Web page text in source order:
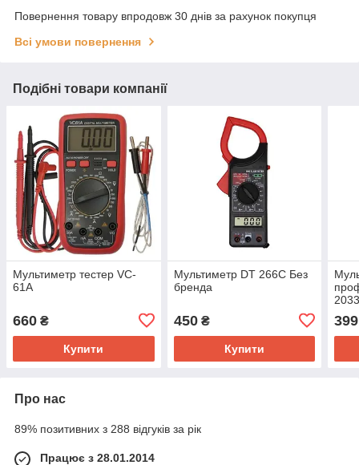
Повернення товару впродовж 30 днів за рахунок покупця
Всі умови повернення
Подібні товари компанії
Мультиметр тестер VC-
61A
660 ₴
Купити
Мультиметр DT 266C Без
бренда
450₴
Купити
399
Про нас
89% позитивних з 288 відгуків за рік
Працює з 28.01.2014